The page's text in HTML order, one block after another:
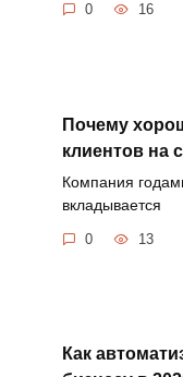
0 16
Почему
клиентов на
Компания
вкладывается
0 13
Как